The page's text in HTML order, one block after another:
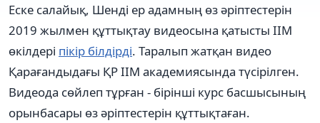
Еске салайық, Шенді ер адамның өз әріптестерін
2019 жылмен құттықтау видеосына қатысты ІІМ
өкілдері пікір білдірді. Таралып жатқан видео
Қарағандыдағы ҚР ІІМ академиясында түсірілген.
Видеода сөйлеп тұрған - бірінші курс басшысының
орынбасары өз әріптестерін құттықтаған.